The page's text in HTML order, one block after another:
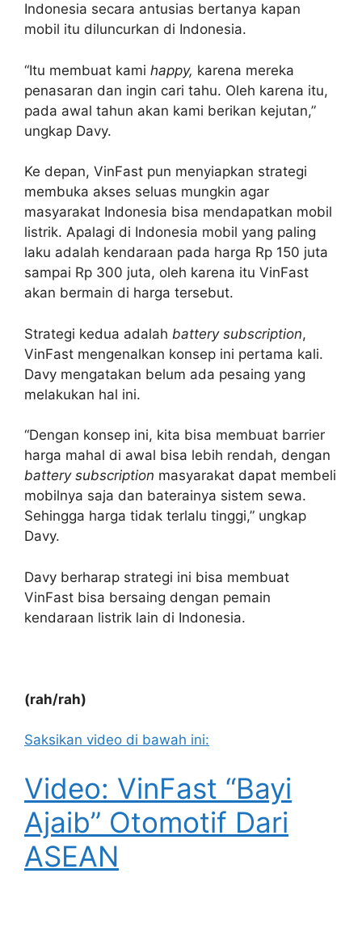
Indonesia secara antusias bertanya kapan
mobil itu diluncurkan di Indonesia.
“Itu membuat kami happy, karena mereka
penasaran dan ingin cari tahu. Oleh karena itu,
pada awal tahun akan kami berikan kejutan,”
ungkap Davy.
Ke depan, VinFast pun menyiapkan strategi
membuka akses seluas mungkin agar
masyarakat Indonesia bisa mendapatkan mobil
listrik. Apalagi di Indonesia mobil yang paling
laku adalah kendaraan pada harga Rp 150 juta
sampai Rp 300 juta, oleh karena itu VinFast
akan bermain di harga tersebut.
Strategi kedua adalah battery subscription,
VinFast mengenalkan konsep ini pertama kali.
Davy mengatakan belum ada pesaing yang
melakukan hal ini.
“Dengan konsep ini, kita bisa membuat barrier
harga mahal di awal bisa lebih rendah, dengan
battery subscription masyarakat dapat membeli
mobilnya saja dan baterainya sistem sewa.
Sehingga harga tidak terlalu tinggi,” ungkap
Davy.
Davy berharap strategi ini bisa membuat
VinFast bisa bersaing dengan pemain
kendaraan listrik lain di Indonesia.
(rah/rah)
Saksikan video di bawah ini:
Video: VinFast “Bayi
Ajaib” Otomotif Dari
ASEAN